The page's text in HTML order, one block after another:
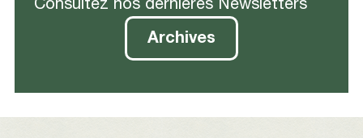
Consultez nos dernières Newsletters
Archives